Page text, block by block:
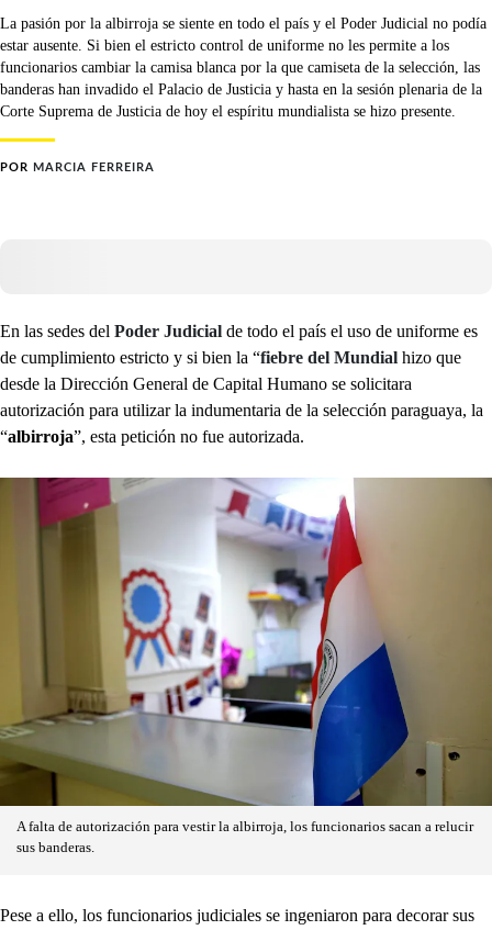
La pasión por la albirroja se siente en todo el país y el Poder Judicial no podía
estar ausente. Si bien el estricto control de uniforme no les permite a los
funcionarios cambiar la camisa blanca por la que camiseta de la selección, las
banderas han invadido el Palacio de Justicia y hasta en la sesión plenaria de la
Corte Suprema de Justicia de hoy el espíritu mundialista se hizo presente.
POR MARCIA FERREIRA
En las sedes del Poder Judicial de todo el país el uso de uniforme es
de cumplimiento estricto y si bien la “fiebre del Mundial hizo que
desde la Dirección General de Capital Humano se solicitara
autorización para utilizar la indumentaria de la selección paraguaya, la
“albirroja”, esta petición no fue autorizada.
A falta de autorización para vestir la albirroja, los funcionarios sacan a relucir
sus banderas.
Pese a ello, los funcionarios judiciales se ingeniaron para decorar sus